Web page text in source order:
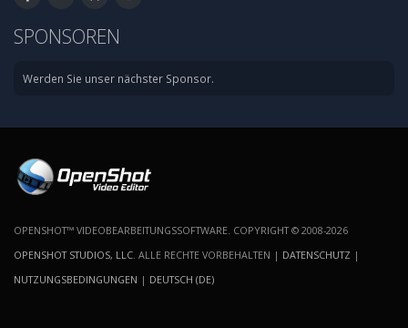
SPONSOREN
Werden Sie unser nächster Sponsor.
OPENSHOT™ VIDEOBEARBEITUNGSSOFTWARE. COPYRIGHT © 2008-2026
OPENSHOT STUDIOS, LLC . ALLE RECHTE VORBEHALTEN | DATENSCHUTZ |
NUTZUNGSBEDINGUNGEN | DEUTSCH (DE)